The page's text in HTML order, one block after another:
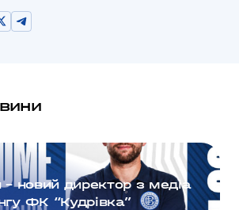
– новий директор з медіа
ФК “Кудрівка”